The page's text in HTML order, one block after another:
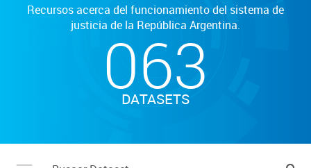
Recursos acerca del funcionamiento del sistema de
justicia de la República Argentina.
063
DATASETS